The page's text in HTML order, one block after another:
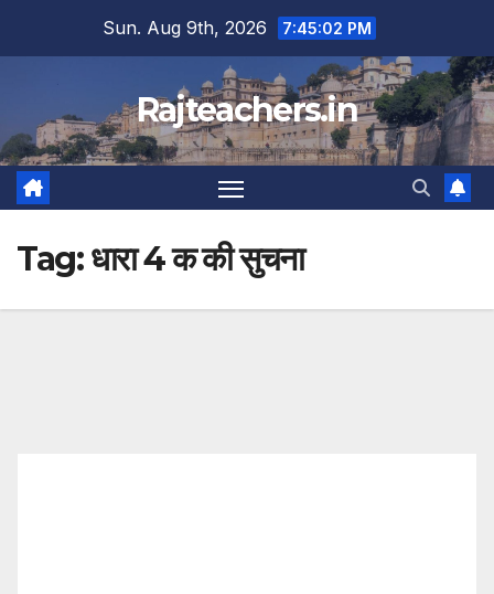
Sun. Aug 9th, 2026 7:45:03 PM
Rajteachers.in
Tag:धारा 4 क की सुचना